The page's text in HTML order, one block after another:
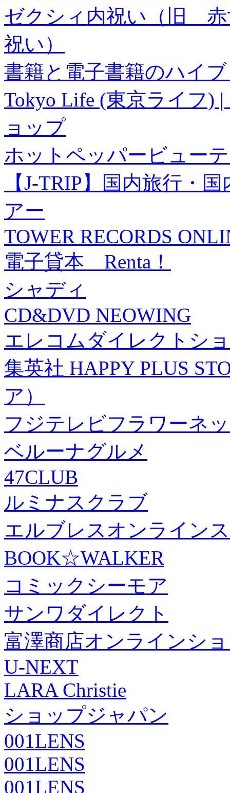
ゼクシィ内祝い（旧 赤
祝い）
書籍と電子書籍のハイ
Tokyo Life (東京ライフ)
ョップ
ホットペッパービュー
【J-TRIP】国内旅行・
アー
TOWER RECORDS
電子貸本 Renta！
シャディ
CD&DVD NEOWING
エレコムダイレクトシ
集英社 HAPPY PLUS
ア）
フジテレビフラワーネ
ベルーナグルメ
47CLUB
ルミナスクラブ
エルブレスオンライン
BOOK☆WALKER
コミックシーモア
サンワダイレクト
富澤商店オンラインシ
U-NEXT
LARA Christie
ショップジャパン
001LENS
001LENS
001LENS